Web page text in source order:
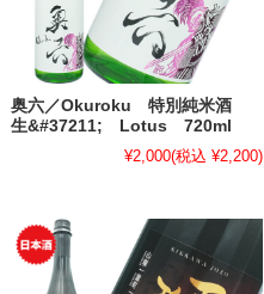
奥六／Okuroku 特別純米酒
生&#37211; Lotus 720ml
¥2,000(税込 ¥2,200)